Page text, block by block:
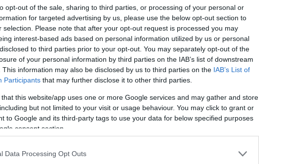
opt-out of the sale, sharing to third parties, or processing of your personal or
for targeted advertising by us, please use the below opt-out section to
selection. Please note that after your opt-out request is processed you may
interest-based ads based on personal information utilized by us or personal
to third parties prior to your opt-out. You may separately opt-out of the
of your personal information by third parties on the IAB’s list of downstream
This information may also be disclosed by us to third parties on the IAB’s List of
Participants that may further disclose it to other third parties.
that this website/app uses one or more Google services and may gather and store
but not limited to your visit or usage behaviour. You may click to grant or
to Google and its third-party tags to use your data for below specified purposes
consent section.
Data Processing Opt Outs
Ράγισαν καρδιές
τελευταίο «αντίο»
στον 36χρονο
επιχειρηματία
07.08.2026 | 19:10
ευρώ για
σπουδαστές: Οι
δικαιούχοι
07.08.2026 | 19:00
Εύβοιας πάει στα